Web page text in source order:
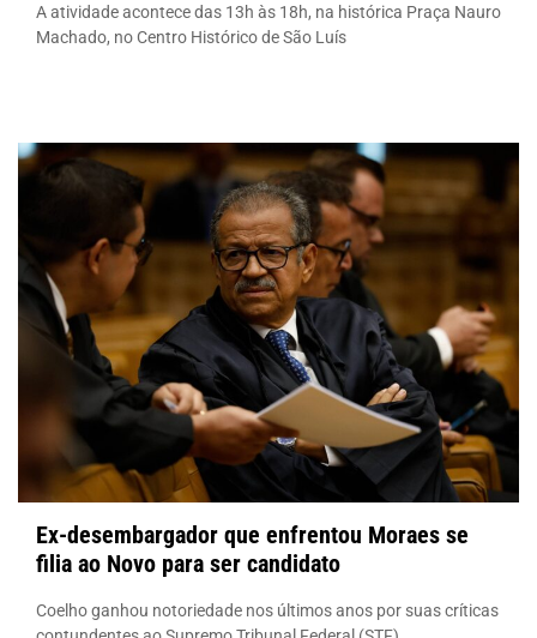
A atividade acontece das 13h às 18h, na histórica Praça Nauro
Machado, no Centro Histórico de São Luís
Ex-desembargador que enfrentou Moraes se
filia ao Novo para ser candidato
Coelho ganhou notoriedade nos últimos anos por suas críticas